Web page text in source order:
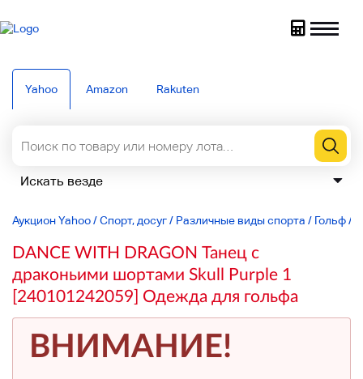
Yahoo Amazon Rakuten
Аукцион Yahoo/Спорт, досуг/ Различные виды спорта / Гольф/
DANCE WITH DRAGON Танец с
драконьими шортами Skull Purple 1
[240101242059] Одежда для гольфа
ВНИМАНИЕ!